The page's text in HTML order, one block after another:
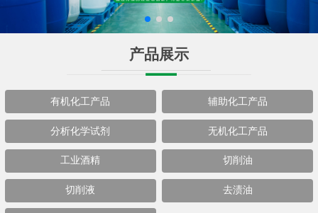
产品展示
有机化工产品 辅助化工产品
分析化学试剂 无机化工产品
工业酒精 切削油
切削液 去渍油